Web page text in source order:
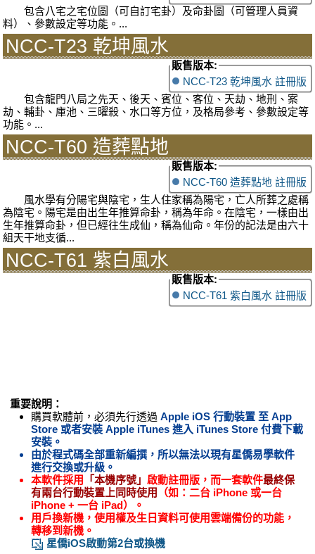
包含八宅之宅位圖（可自訂宅卦）及命卦圖（可管理人員資
料）、參數設定等功能。...
NCC-T23 乾坤風水
販售版本:
NCC-T23 乾坤風水 註冊版
包含龍門八局之先天、後天、賓位、客位、天劫、地刑、案
劫、輔卦、庫池、三曜殺、水口等方位，及格局參考、參數設定等
功能。...
NCC-T60 造葬點地
販售版本:
NCC-T60 造葬點地 註冊版
風水學有分陽宅與陰宅，生人住家稱為陽宅，亡人所葬之處稱
為陰宅。陽宅是由出生年推算命卦，稱為年命。在陰宅，一樣由出
生年推算命卦，但已經往生成仙，稱為仙命。年份的記法是由六十
組天干地支循...
NCC-T61 紫白風水
販售版本:
NCC-T61 紫白風水 註冊版
重要說明：
購買軟體前，必須先行透過Apple iOS 行動裝置 至App
Store 或者安裝Apple iTunes 進入 iTunes Store 付費下載
安裝。
由於程式碼全部重新編撰，所以無法以現有星僑易學軟件
進行交換或升級。
本軟件採用
「本機序號」 啟動註冊版，而一套軟件最終保
有兩台行動裝置上同時使用
（如：二台 iPhone 或一台
iPhone + 一台 iPad）。
用戶換新機，使用權及生日資料可使用雲端備份的功能，
轉移到新機。
星僑iOS啟動第2台或換機